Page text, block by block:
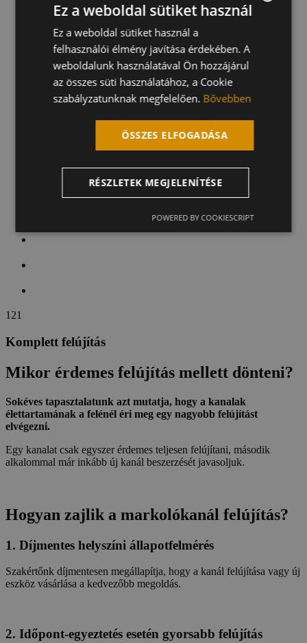
1 21
Komplett felújítás
Mikor érdemes felújítás mellett dönteni?
Sokéves tapasztalatunk azt mutatja, hogy a kanalak
élettartamának a felénél éri meg egy nagyobb felújítást
elvégezni.
Egy kanalat csak egyszer érdemes teljesen felújítani, második
alkalommal már inkább új kanál beszerzését javasoljuk.
Hogyan zajlik a markolókanál felújítás?
1. Díjmentes helyszíni állapotfelmérés
Szakértőnk díjmentesen megállapítja, hogy a kanál felújítása vagy új
eszköz vásárlása a kedvezőbb megoldás.
2. Időpont-egyeztetés esetén gyorsabb felújítás
ENGLISH
GERMAN
Ez a weboldal sütiket használ
Ez a weboldal sütiket használ a
felhasználói élmény javítása érdekében. A
weboldalunk használatával Ön hozzájárul
az összes süti használatához, a Cookie
szabályzatunknak megfelelően. Bővebben
ÖSSZES ELFOGADÁSA
RÉSZLETEK MEGJELENÍTÉSE
POWERED BY COOKIESCRIPT